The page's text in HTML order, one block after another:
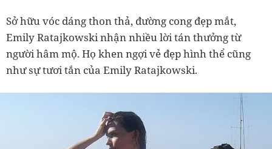
Sở hữu vóc dáng thon thả, đường cong đẹp mắt,
Emily Ratajkowski nhận nhiều lời tán thưởng từ
người hâm mộ. Họ khen ngợi vẻ đẹp hình thể cũng
như sự tươi tắn của Emily Ratajkowski.